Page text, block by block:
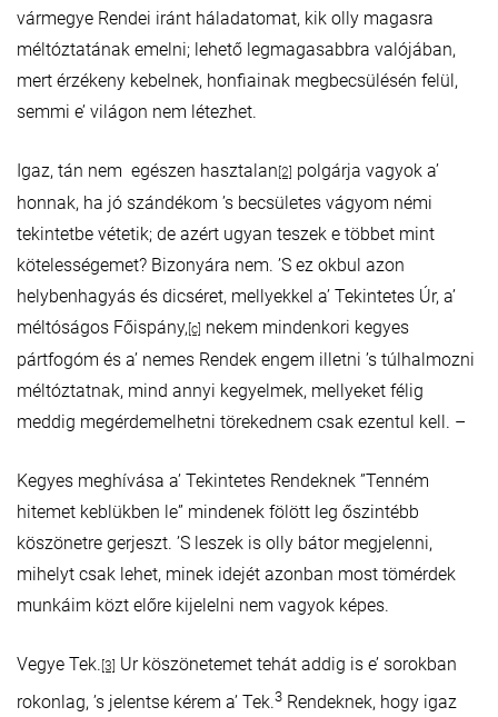
vármegye Rendei iránt háladatomat, kik olly magasra
méltóztatának emelni; lehető legmagasabbra valójában,
mert érzékeny kebelnek, honfiainak megbecsülésén felül,
semmi e’ világon nem létezhet.
Igaz, tán nem egészen hasztalan [2] polgárja vagyok a’
honnak, ha jó szándékom ’s becsületes vágyom némi
tekintetbe vétetik; de azért ugyan teszek e többet mint
kötelességemet? Bizonyára nem. ’S ez okbul azon
helybenhagyás és dicséret, mellyekkel a’ Tekintetes Úr, a’
méltóságos Főispány, [c] nekem mindenkori kegyes
pártfogóm és a’ nemes Rendek engem illetni ’s túlhalmozni
méltóztatnak, mind annyi kegyelmek, mellyeket félig
meddig megérdemelhetni törekednem csak ezentul kell. –
Kegyes meghívása a’ Tekintetes Rendeknek ”Tenném
hitemet keblükben le” mindenek fölött leg őszintébb
köszönetre gerjeszt. ’S leszek is olly bátor megjelenni,
mihelyt csak lehet, minek idejét azonban most tömérdek
munkáim közt előre kijelelni nem vagyok képes.
Vegye Tek. [3]
Ur köszönetemet tehát addig is e’ sorokban
rokonlag, ’s jelentse kérem a’ Tek.3 Rendeknek, hogy igaz